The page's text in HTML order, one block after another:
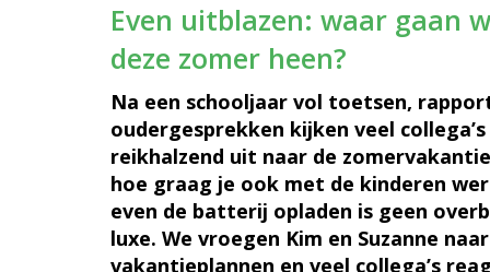
Even uitblazen: waar gaan
deze zomer heen?
Na een schooljaar vol toetsen,
oudergesprekken kijken veel collega’s
reikhalzend uit naar de
hoe graag je ook met de kinderen
even de batterij opladen is geen
luxe. We vroegen Kim en Suzanne
vakantieplannen en veel collega’s